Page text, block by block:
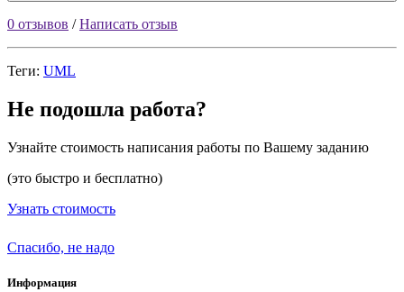
0 отзывов /Написать отзыв
Теги: UML
Не подошла работа?
Узнайте стоимость написания работы по Вашему заданию
(это быстро и бесплатно)
Узнать стоимость
Спасибо, не надо
Информация